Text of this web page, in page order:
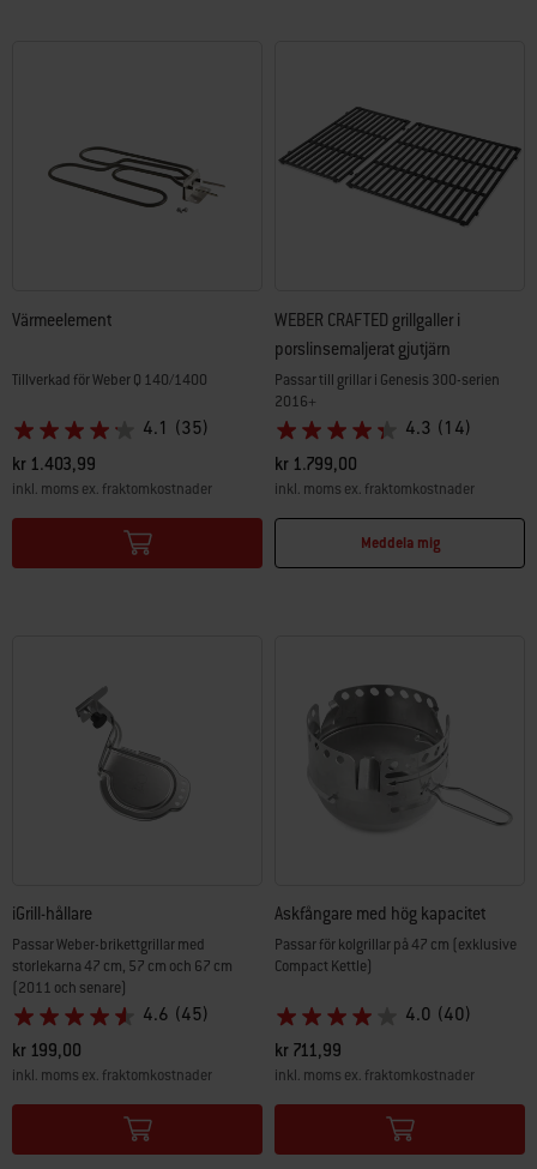
Värmeelement
Tillverkad för Weber Q 140/1400
4.1 (35)
kr 1.403,99
inkl. moms ex. fraktomkostnader
Color Options
WEBER CRAFTED grillgaller i
porslinsemaljerat gjutjärn
Passar till grillar i Genesis 300-serien
2016+
4.3 (14)
kr 1.799,00
inkl. moms ex. fraktomkostnader
Color Options
Meddela mig
iGrill-hållare
Passar Weber-brikettgrillar med
storlekarna 47 cm, 57 cm och 67 cm
(2011 och senare)
4.6 (45)
kr 199,00
inkl. moms ex. fraktomkostnader
Color Options
Askfångare med hög kapacitet
Passar för kolgrillar på 47 cm (exklusive
Compact Kettle)
4.0 (40)
kr 711,99
inkl. moms ex. fraktomkostnader
Color Options